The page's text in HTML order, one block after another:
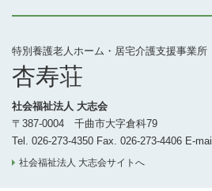
特別養護老人ホーム・居宅介護支援事業所
杏寿荘
社会福祉法人 大志会
〒387-0004 千曲市大字倉科79
Tel. 026-273-4350 Fax. 026-273-4406 E-
社会福祉法人 大志会サイトへ